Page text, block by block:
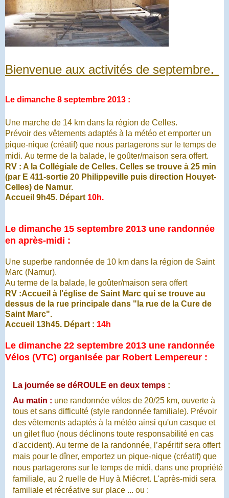
Bienvenue aux activités de septembre.
Le dimanche 8 septembre 2013 :
Une marche de 14 km dans la région de Celles.
Prévoir des vêtements adaptés à la météo et emporter un
pique-nique (créatif) que nous partagerons sur le temps de
midi. Au terme de la balade, le goûter/maison sera offert.
RV : A la Collégiale de Celles. Celles se trouve à 25 min
(par E 411-sortie 20 Philippeville puis direction Houyet-
Celles) de Namur.
Accueil 9h45. Départ 10h.
Le dimanche 15 septembre 2013 une randonnée
en après-midi :
Une superbe randonnée de 10 km dans la région de Saint
Marc (Namur).
Au terme de la balade, le goûter/maison sera offert
RV :Accueil à l'église de Saint Marc qui se trouve au
dessus de la rue principale dans "la rue de la Cure de
Saint Marc".
Accueil 13h45. Départ : 14h
Le dimanche 22 septembre 2013 une randonnée
Vélos (VTC) organisée par Robert Lempereur :
La journée se déROULE en deux temps :
Au matin : une randonnée vélos de 20/25 km, ouverte à
tous et sans difficulté (style randonnée familiale). Prévoir
des vêtements adaptés à la météo ainsi qu'un casque et
un gilet fluo (nous déclinons toute responsabilité en cas
d'accident). Au terme de la randonnée, l’apéritifsera offert
mais pour le dîner, emportez un pique-nique (créatif) que
nous partagerons sur le temps de midi, dans une propriété
familiale, au 2 ruelle de Huy à Miécret. L'après-midi sera
familiale et récréative sur place ... ou :